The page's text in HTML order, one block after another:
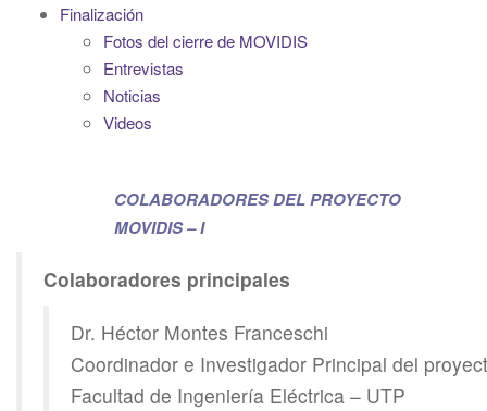
Finalización
Fotos del cierre de MOVIDIS
Entrevistas
Noticias
Videos
COLABORADORES DEL PROYECTO
MOVIDIS – I
Colaboradores principales
Dr. Héctor Montes Franceschi
Coordinador e Investigador Principal del
Facultad de Ingeniería Eléctrica – UTP